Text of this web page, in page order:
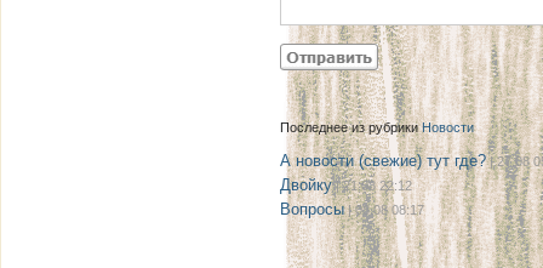
Последнее из рубрикиНовости
А новости (свежие) тут где?| 27.08
Двойку| 21.08 22:12
Вопросы| 08.08 08:17